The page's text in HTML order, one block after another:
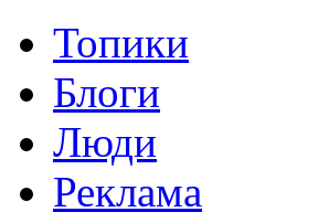
Топики
Блоги
Люди
Реклама